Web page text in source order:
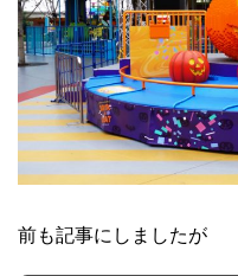
前も記事にしましたが